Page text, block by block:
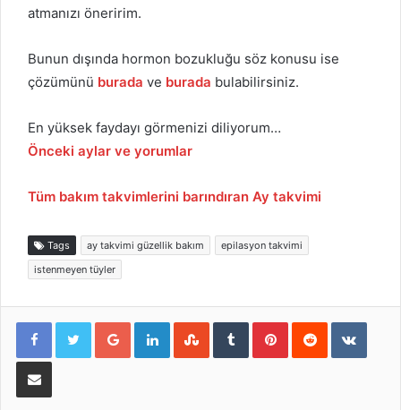
atmanızı öneririm.
Bunun dışında hormon bozukluğu söz konusu ise
çözümünü burada ve burada bulabilirsiniz.
En yüksek faydayı görmenizi diliyorum…
Önceki aylar ve yorumlar
Tüm bakım takvimlerini barındıran Ay takvimi
Tags ay takvimi güzellik bakım
epilasyon takvimi
istenmeyen tüyler
Google+LinkedInStumbleUpon
TumblrPinterestReddit
E-Posta ile paylaş